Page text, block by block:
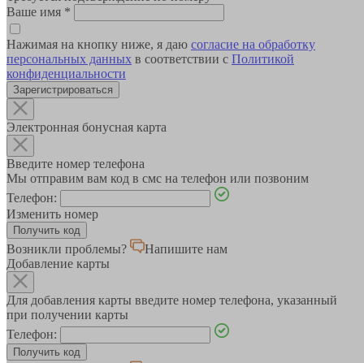
Ваше имя *
Нажимая на кнопку ниже, я даю согласие на обработку
персональных данных в соответствии с Политикой
конфиденциальности
Зарегистрироваться
Электронная бонусная карта
Введите номер телефона
Мы отправим вам код в смс на телефон или позвоним
Телефон:
Изменить номер
Возникли проблемы?
Напишите нам
Добавление карты
Для добавления карты введите номер телефона, указанный
при получении карты
Телефон: